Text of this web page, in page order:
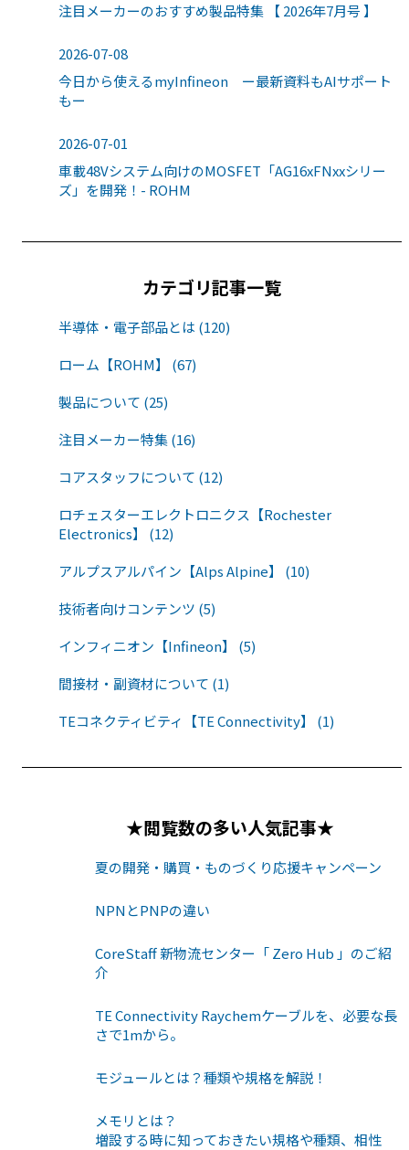
注目メーカーのおすすめ製品特集 【 2026年7月号 】
2026-07-08
今日から使えるmyInfineon ー最新資料もAIサポート
もー
2026-07-01
車載48Vシステム向けのMOSFET「AG16xFNxxシリー
ズ」を開発！- ROHM
カテゴリ記事一覧
半導体・電子部品とは (120)
ローム【ROHM】 (67)
製品について (25)
注目メーカー特集 (16)
コアスタッフについて (12)
ロチェスターエレクトロニクス【Rochester
Electronics】 (12)
アルプスアルパイン【Alps Alpine】 (10)
技術者向けコンテンツ (5)
インフィニオン【Infineon】 (5)
間接材・副資材について (1)
TEコネクティビティ【TE Connectivity】 (1)
★閲覧数の多い人気記事★
夏の開発・購買・ものづくり応援キャンペーン
NPNとPNPの違い
CoreStaff 新物流センター「 Zero Hub 」のご紹
介
TE Connectivity Raychemケーブルを、必要な長
さで1mから。
モジュールとは？種類や規格を解説！
メモリとは？
増設する時に知っておきたい規格や種類、相性